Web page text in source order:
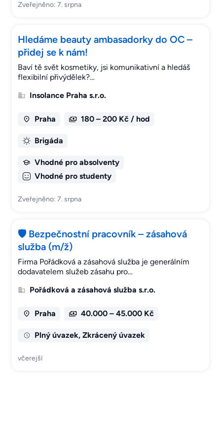
Zveřejněno: 7. srpna
Hledáme beauty ambasadorky do OC –
přidej se k nám!
Baví tě svět kosmetiky, jsi komunikativní a hledáš
flexibilní přivýdělek?…
Insolance Praha s.r.o.
Praha 180 – 200 Kč / hod
Brigáda
Vhodné pro absolventy
Vhodné pro studenty
Zveřejněno: 7. srpna
🛡️ Bezpečnostní pracovník – zásahová
služba (m/ž)
Firma Pořádková a zásahová služba je generálním
dodavatelem služeb zásahu pro…
Pořádková a zásahová služba s.r.o.
Praha 40.000 – 45.000 Kč
Plný úvazek, Zkrácený úvazek
včerejší